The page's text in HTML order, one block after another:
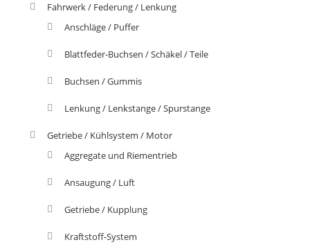
Fahrwerk / Federung / Lenkung
Anschläge / Puffer
Blattfeder-Buchsen / Schäkel / Teile
Buchsen / Gummis
Lenkung / Lenkstange / Spurstange
Getriebe / Kühlsystem / Motor
Aggregate und Riementrieb
Ansaugung / Luft
Getriebe / Kupplung
Kraftstoff-System